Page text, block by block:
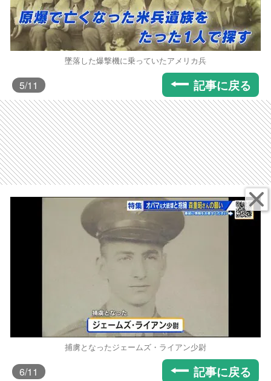
墜落した爆撃機に乗っていたアメリカ兵
5/11 記事に戻る
捕虜となったジェームズ・ライアン少尉
6/11 記事に戻る